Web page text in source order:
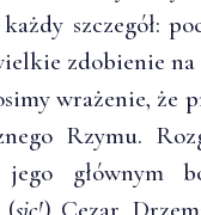
szczegół:
zdobienie
wrażenie, że
Rzymu.
głównym